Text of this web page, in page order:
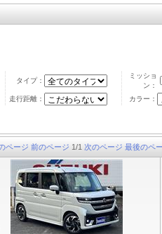
タイプ：
ミッショ
ン：
走行距離： カラー：
ページ 前のページ 1/1 次のページ 最後のペ